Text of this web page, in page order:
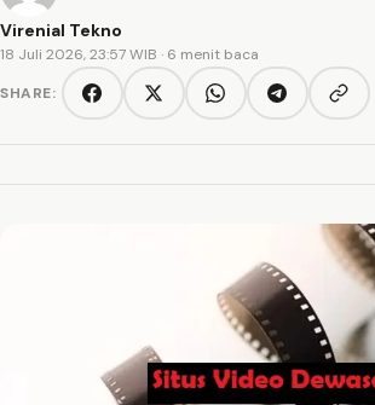
Virenial Tekno
18 Juli 2026, 23:57 WIB · 6 menit baca
SHARE:
FacebookTwitter/XWhatsAppTelegram